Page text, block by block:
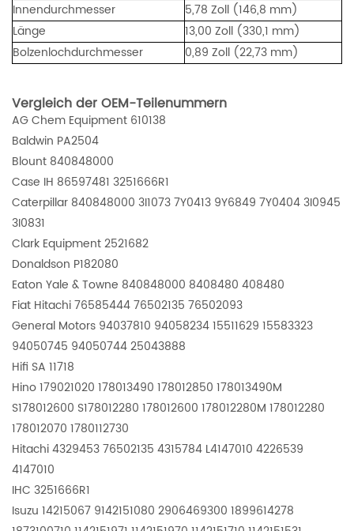
Innendurchmesser
5,78 Zoll (146,8 mm)
Länge
13,00 Zoll (330,1 mm)
Bolzenlochdurchmesser
0,89 Zoll (22,73 mm)
Vergleich der OEM-Teilenummern
AG Chem Equipment 610138
Baldwin PA2504
Blount 840848000
Case IH 86597481 3251666R1
Caterpillar 840848000 3I1073 7Y0413 9Y6849 7Y0404 3I0945
3I0831
Clark Equipment 2521682
Donaldson P182080
Eaton Yale & Towne 840848000 8408480 408480
Fiat Hitachi 76585444 76502135 76502093
General Motors 94037810 94058234 15511629 15583323
94050745 94050744 25043888
Hifi SA 11718
Hino 179021020 178013490 178012850 178013490M
S178012600 S178012280 178012600 178012280M 178012280
178012070 1780112730
Hitachi 4329453 76502135 4315784 L4147010 4226539
4147010
IHC 3251666R1
Isuzu 14215067 9142151080 2906469300 1899614278